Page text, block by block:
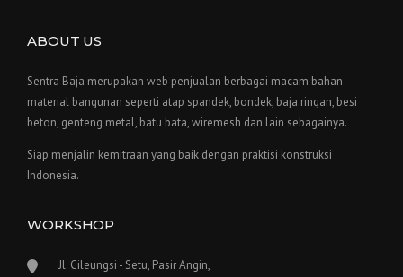
ABOUT US
Sentra Baja merupakan web penjualan berbagai macam bahan
material bangunan seperti atap spandek, bondek, baja ringan, besi
beton, genteng metal, batu bata, wiremesh dan lain sebagainya.
Siap menjalin kemitraan yang baik dengan praktisi konstruksi
Indonesia.
WORKSHOP
Jl. Cileungsi - Setu, Pasir Angin,